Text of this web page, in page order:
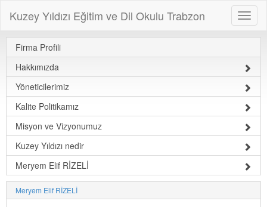
Kuzey Yıldızı Eğitim ve Dil Okulu Trabzon
Firma Profili
Hakkımızda
Yöneticilerimiz
Kalite Politikamız
Misyon ve Vizyonumuz
Kuzey Yıldızı nedir
Meryem Elif RİZELİ
Meryem Elif RİZELİ